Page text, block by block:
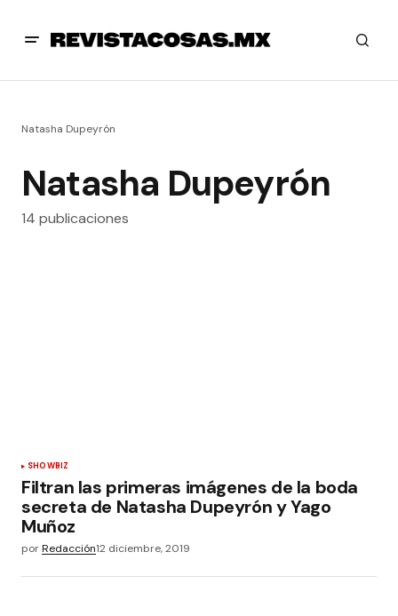
Natasha Dupeyrón
Natasha Dupeyrón
14 publicaciones
SHOWBIZ
Filtran las primeras imágenes de la boda
secreta de Natasha Dupeyrón y Yago
Muñoz
porRedacción12 diciembre, 2019